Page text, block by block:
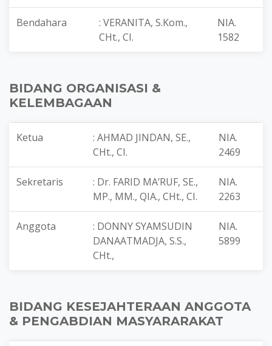
Bendahara
: VERANITA, S.Kom.,
CHt., CI.
NIA.
1582
BIDANG ORGANISASI &
KELEMBAGAAN
Ketua
: AHMAD JINDAN, SE.,
CHt., CI.
NIA.
2469
Sekretaris
: Dr. FARID MA’RUF, SE.,
MP., MM., QIA., CHt., CI.
NIA.
2263
Anggota
: DONNY SYAMSUDIN
DANAATMADJA, S.S.,
CHt.,
NIA.
5899
BIDANG KESEJAHTERAAN ANGGOTA
& PENGABDIAN MASYARARAKAT